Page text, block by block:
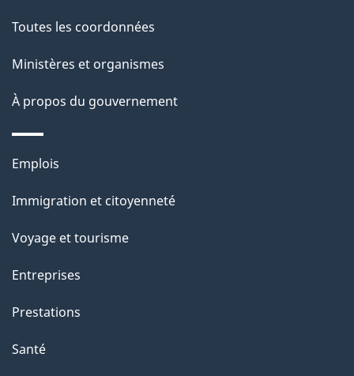
p
a
g
e
Toutes les coordonnées
Ministères et organismes
À propos du gouvernement
Thèmes
sujets
Emplois
Immigration et citoyenneté
Voyage et tourisme
Entreprises
Prestations
Santé